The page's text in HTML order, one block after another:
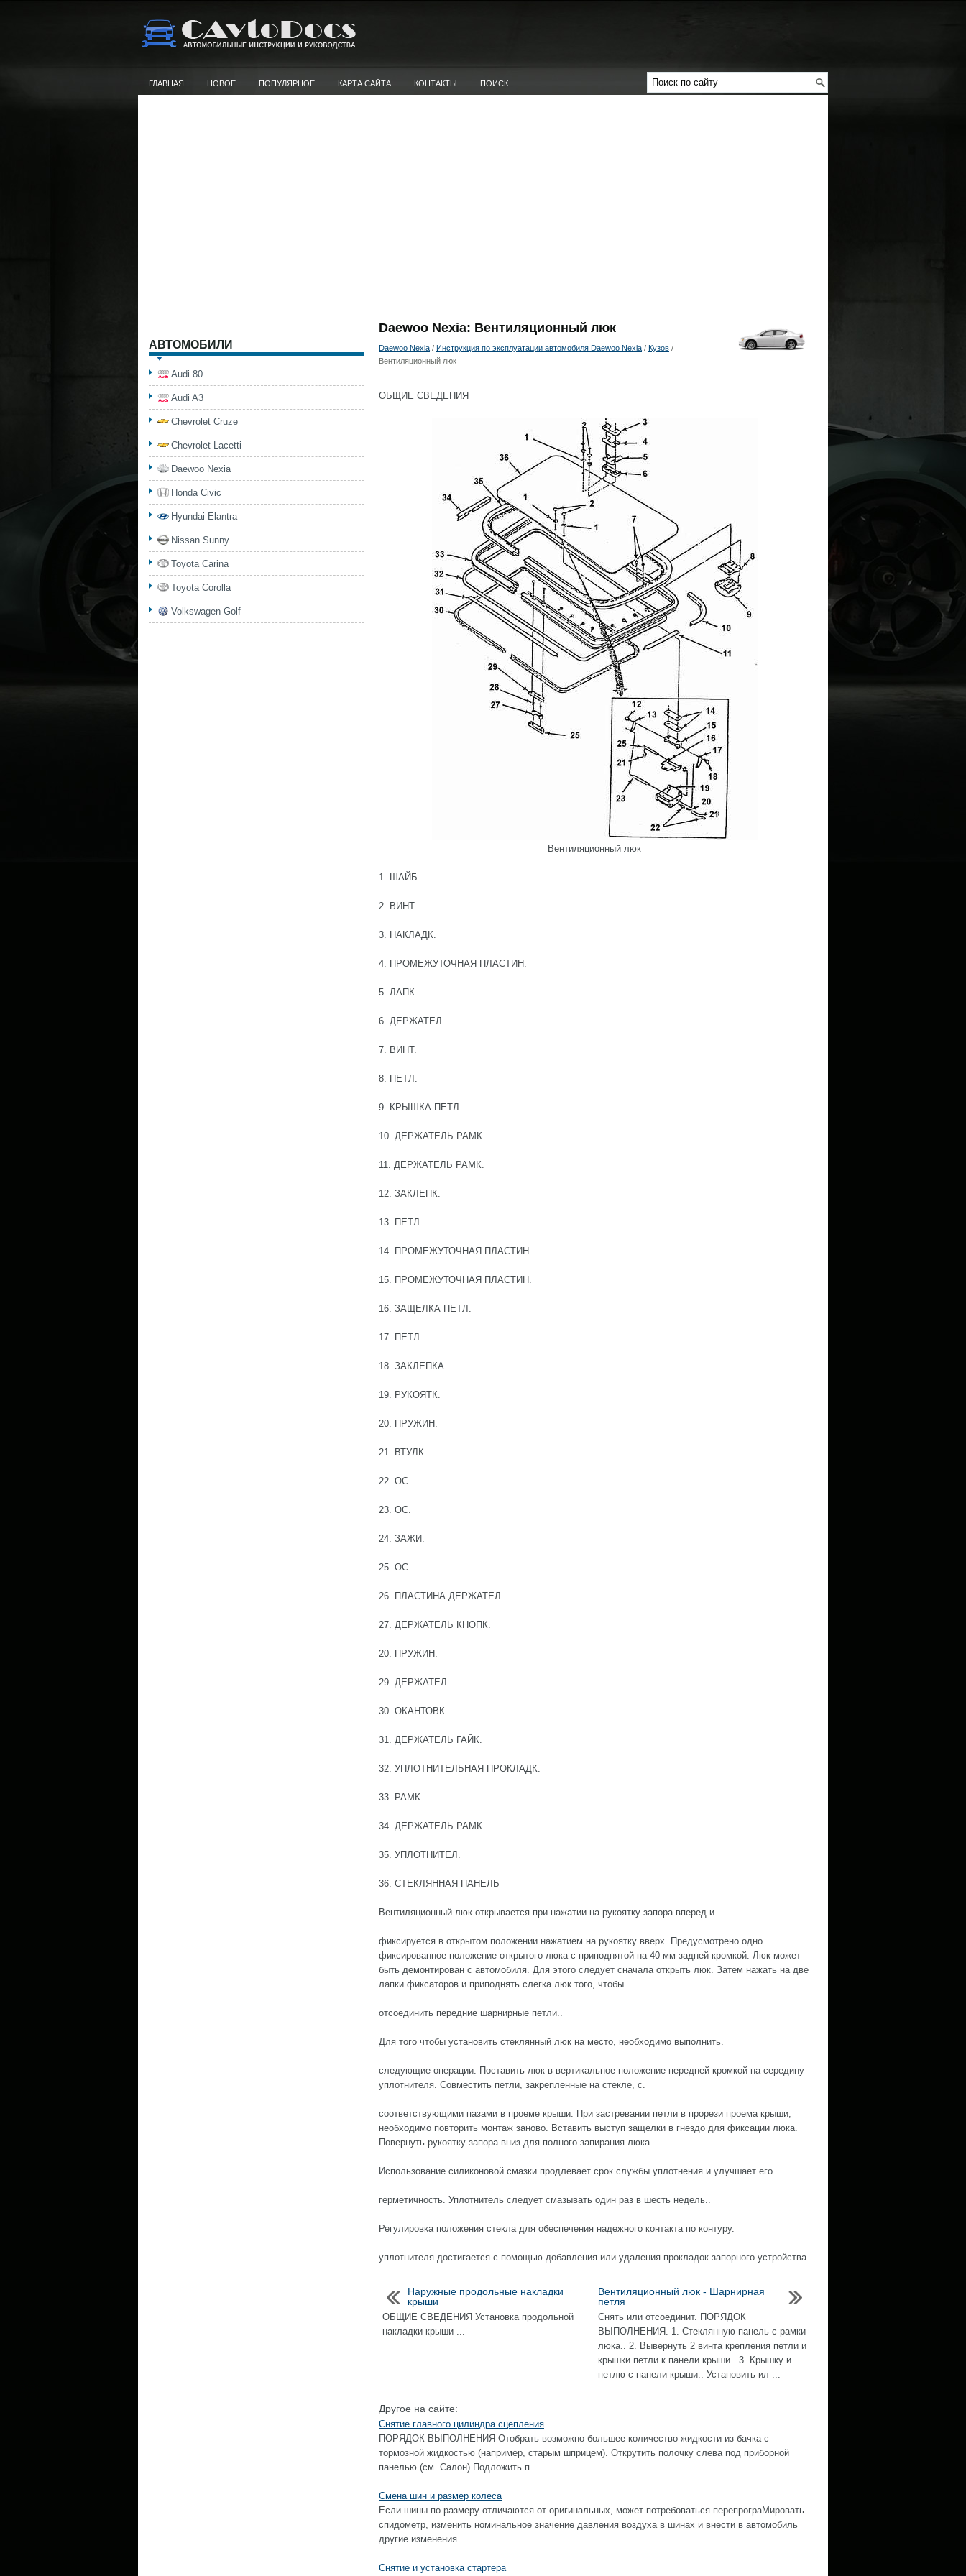
ГЛАВНАЯ НОВОЕ ПОПУЛЯРНОЕ КАРТА САЙТА КОНТАКТЫ ПОИСК
Daewoo Nexia: Вентиляционный люк
Daewoo Nexia / Инструкция по эксплуатации автомобиля Daewoo Nexia / Кузов /
Вентиляционный люк
ОБЩИЕ СВЕДЕНИЯ
Вентиляционный люк
1. ШАЙБ.
2. ВИНТ.
3. НАКЛАДК.
4. ПРОМЕЖУТОЧНАЯ ПЛАСТИН.
5. ЛАПК.
6. ДЕРЖАТЕЛ.
7. ВИНТ.
8. ПЕТЛ.
9. КРЫШКА ПЕТЛ.
10. ДЕРЖАТЕЛЬ РАМК.
11. ДЕРЖАТЕЛЬ РАМК.
12. ЗАКЛЕПК.
13. ПЕТЛ.
14. ПРОМЕЖУТОЧНАЯ ПЛАСТИН.
15. ПРОМЕЖУТОЧНАЯ ПЛАСТИН.
16. ЗАЩЕЛКА ПЕТЛ.
17. ПЕТЛ.
18. ЗАКЛЕПКА.
19. РУКОЯТК.
20. ПРУЖИН.
21. ВТУЛК.
22. ОС.
23. ОС.
24. ЗАЖИ.
25. ОС.
26. ПЛАСТИНА ДЕРЖАТЕЛ.
27. ДЕРЖАТЕЛЬ КНОПК.
20. ПРУЖИН.
29. ДЕРЖАТЕЛ.
30. ОКАНТОВК.
31. ДЕРЖАТЕЛЬ ГАЙК.
32. УПЛОТНИТЕЛЬНАЯ ПРОКЛАДК.
33. РАМК.
34. ДЕРЖАТЕЛЬ РАМК.
35. УПЛОТНИТЕЛ.
36. СТЕКЛЯННАЯ ПАНЕЛЬ
Вентиляционный люк открывается при нажатии на рукоятку запора вперед и.
фиксируется в открытом положении нажатием на рукоятку вверх. Предусмотрено одно
фиксированное положение открытого люка с приподнятой на 40 мм задней кромкой. Люк может
быть демонтирован с автомобиля. Для этого следует сначала открыть люк. Затем нажать на две
лапки фиксаторов и приподнять слегка люк того, чтобы.
отсоединить передние шарнирные петли..
Для того чтобы установить стеклянный люк на место, необходимо выполнить.
следующие операции. Поставить люк в вертикальное положение передней кромкой на середину
уплотнителя. Совместить петли, закрепленные на стекле, с.
соответствующими пазами в проеме крыши. При застревании петли в прорези проема крыши,
необходимо повторить монтаж заново. Вставить выступ защелки в гнездо для фиксации люка.
Повернуть рукоятку запора вниз для полного запирания люка..
Использование силиконовой смазки продлевает срок службы уплотнения и улучшает его.
герметичность. Уплотнитель следует смазывать один раз в шесть недель..
Регулировка положения стекла для обеспечения надежного контакта по контуру.
уплотнителя достигается с помощью добавления или удаления прокладок запорного устройства.
Наружные продольные накладки
крыши
ОБЩИЕ СВЕДЕНИЯ Установка продольной
накладки крыши ...
Вентиляционный люк - Шарнирная
петля
Снять или отсоединит. ПОРЯДОК
ВЫПОЛНЕНИЯ. 1. Стеклянную панель с рамки
люка.. 2. Вывернуть 2 винта крепления петли и
крышки петли к панели крыши.. 3. Крышку и
петлю с панели крыши.. Установить ил ...
Другое на сайте:
Снятие главного цилиндра сцепления
ПОРЯДОК ВЫПОЛНЕНИЯ Отобрать возможно большее количество жидкости из бачка с
тормозной жидкостью (например, старым шприцем). Открутить полочку слева под приборной
панелью (см. Салон) Подложить п ...
Смена шин и размер колеса
Если шины по размеру отличаются от оригинальных, может потребоваться перепрограМировать
спидометр, изменить номинальное значение давления воздуха в шинах и внести в автомобиль
другие изменения. ...
Снятие и установка стартера
АВТОМОБИЛИ
Audi 80
Audi A3
Chevrolet Cruze
Chevrolet Lacetti
Daewoo Nexia
Honda Civic
Hyundai Elantra
Nissan Sunny
Toyota Carina
Toyota Corolla
Volkswagen Golf